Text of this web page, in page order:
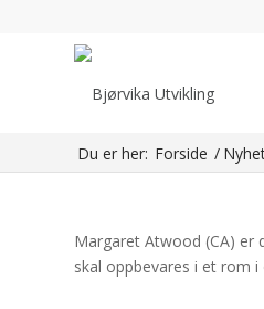
Du er her: Forside /
Margaret Atwood (CA)
bibliotek i Bjørvika som
Margaret Atwood (CA) er
skal oppbevares i et rom